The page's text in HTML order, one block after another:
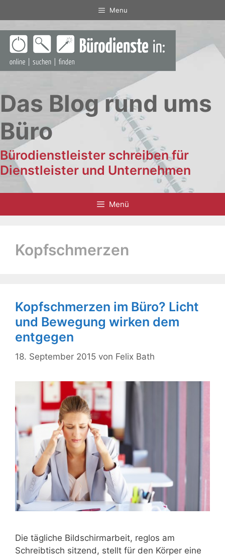
Inhalt
springen
Menu
Das Blog rund ums
Büro
Bürodienstleister schreiben für
Dienstleister und Unternehmen
Menü
Kopfschmerzen
Kopfschmerzen im Büro? Licht
und Bewegung wirken dem
entgegen
18. September 2015 von Felix Bath
Die tägliche Bildschirmarbeit, reglos am
Schreibtisch sitzend, stellt für den Körper eine